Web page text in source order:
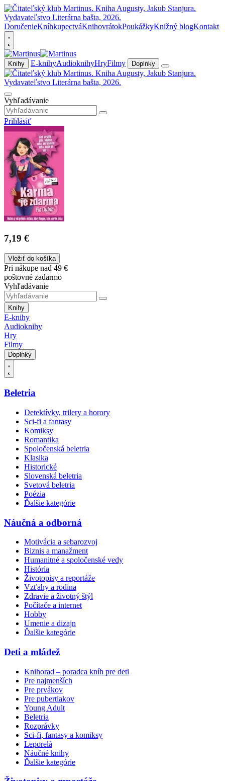
DoručenieKníhkupectváKnihovrátokPoukážkyKnižný blogKontakt
Knihy E-knihyAudioknihyHryFilmy Doplnky
Vyhľadávanie
Prihlásiť
7,19 €
Vložiť do košíka
Pri nákupe nad 49 €
poštovné zadarmo
Vyhľadávanie
Knihy
E-knihy
Audioknihy
Hry
Filmy
Doplnky
Beletria
Detektívky, trilery a horory
Sci-fi a fantasy
Komiksy
Romantika
Spoločenská beletria
Klasika
Historické
Slovenská beletria
Svetová beletria
Poézia
Ďalšie kategórie
Náučná a odborná
Motivácia a sebarozvoj
Biznis a manažment
Humanitné a spoločenské vedy
História
Životopisy a reportáže
Vzťahy a rodina
Zdravie a životný štýl
Počítače a internet
Hobby
Umenie a dizajn
Ďalšie kategórie
Deti a mládež
Knihorad – poradca kníh pre deti
Pre najmenších
Pre prvákov
Pre pubertiakov
Young Adult
Beletria
Rozprávky
Sci-fi, fantasy a komiksy
Leporelá
Náučné knihy
Ďalšie kategórie